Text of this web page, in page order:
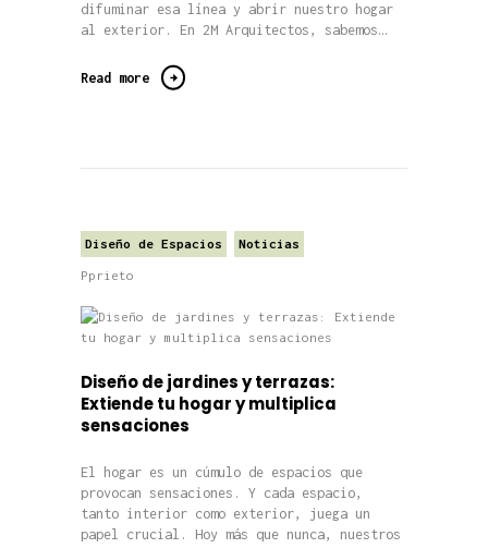
difuminar esa línea y abrir nuestro hogar
al exterior. En 2M Arquitectos, sabemos…
Read more
Diseño de Espacios Noticias
Pprieto
Diseño de jardines y terrazas:
Extiende tu hogar y multiplica
sensaciones
El hogar es un cúmulo de espacios que
provocan sensaciones. Y cada espacio,
tanto interior como exterior, juega un
papel crucial. Hoy más que nunca, nuestros